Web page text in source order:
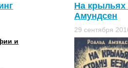
и
На крыльях
Амундсен
29 сентября